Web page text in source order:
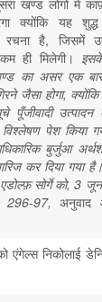
खण्ड लोगों में
क्योंकि यह शुद्ध
रचनाहै, जिसमें
कमही मिलेगी।
का असर एक
जैसा होगा,
पूँजीवादी उत्पादन
विश्लेषण पेश किया
बुर्जुआ
कर दिया गया
सोर्गे को, 3
296-97,अनुवाद
एंगेल्स निकोलाई